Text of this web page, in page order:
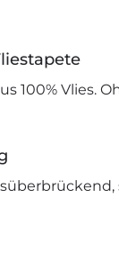
100% Vlies.